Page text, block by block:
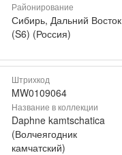
Районирование
Сибирь, Дальний Восток
(S6) (Россия)
Штрихкод
MW0109064
Название в коллекции
Daphne kamtschatica
(Волчеягодник
камчатский)